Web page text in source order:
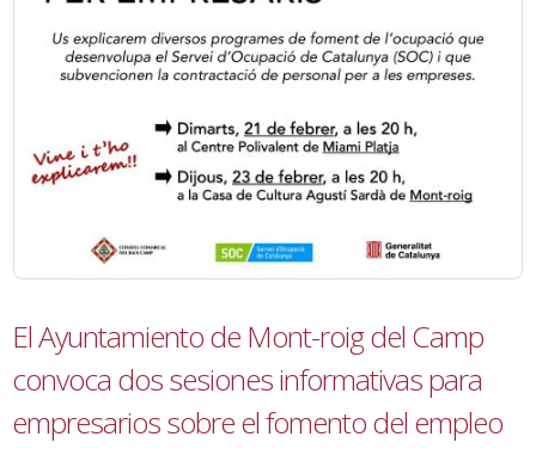
El Ayuntamiento de Mont-roig del Camp
convoca dos sesiones informativas para
empresarios sobre el fomento del empleo